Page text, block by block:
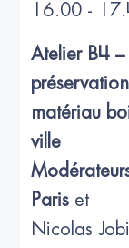
16.00 -
Atelier B4 –
matériau
ville
Paris et
Nicolas